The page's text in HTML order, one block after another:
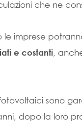
che ne
le imprese
e costanti,
sono
dopo la loro